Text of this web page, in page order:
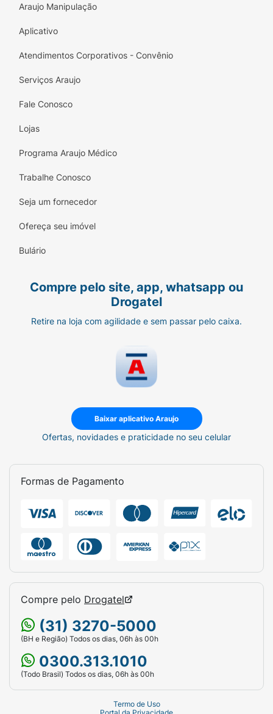
Araujo Manipulação
Aplicativo
Atendimentos Corporativos - Convênio
Serviços Araujo
Fale Conosco
Lojas
Programa Araujo Médico
Trabalhe Conosco
Seja um fornecedor
Ofereça seu imóvel
Bulário
Compre pelo site, app, whatsapp ou
Drogatel
Retire na loja com agilidade e sem passar pelo caixa.
Baixar aplicativo Araujo
Ofertas, novidades e praticidade no seu celular
Formas de Pagamento
Compre pelo Drogatel
(31) 3270-5000
(BH e Região) Todos os dias, 06h às 00h
0300.313.1010
(Todo Brasil) Todos os dias, 06h às 00h
Termo de Uso